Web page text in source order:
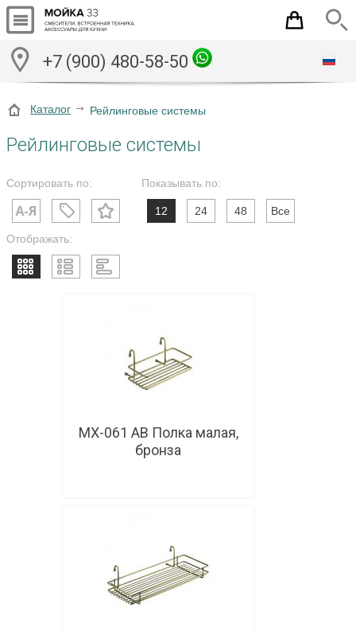
+7 (900) 480-58-50
Каталог Рейлинговые системы
Рейлинговые системы
Сортировать по: Показывать по:
12 24 48 Все
Отображать:
MX-061 AB Полка малая,
бронза